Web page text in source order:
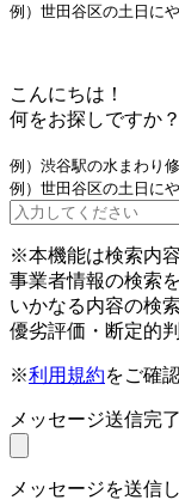
例）世田谷区の土日に
こんにちは！
何をお探しですか？
例）渋谷駅の水まわり
例）世田谷区の土日に
※本機能は検索内
事業者情報の検索
いかなる内容の検
優劣評価・断定的
※利用規約をご確
メッセージ送信完了
メッセージを送信